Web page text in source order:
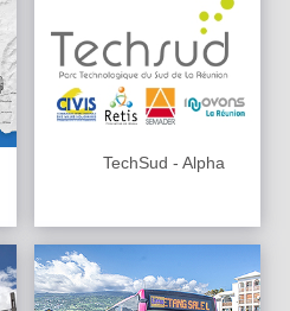
TechSud - Alpha